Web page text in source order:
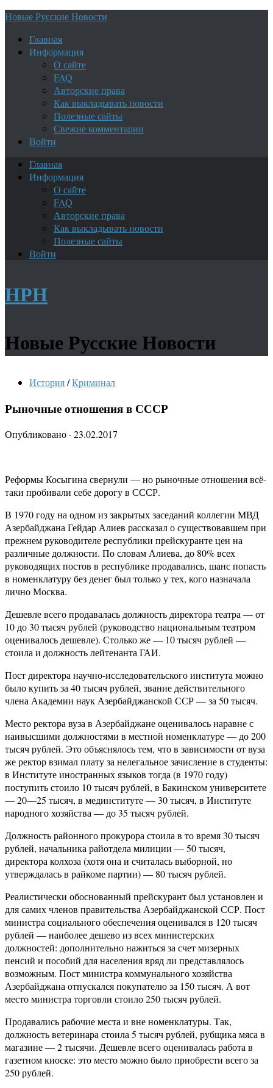
Новые Русские Новости
Главная
Информация
О сайте
FAQ
Авторские права
Как выкладывать новости
Полезные сайты
Свежие комментарии
Войти
Главная
Информация
О сайте
FAQ
Авторские права
Как выкладывать новости
Полезные сайты
Войти
НРН
Новые Русские Новости
История/Криминал
Рыночные отношения в СССР
Опубликовано · 23.02.2017
Реформы Косыгина свернули — но рыночные отношения всё-
таки пробивали себе дорогу в СССР.
В 1970 году на одном из закрытых заседаний коллегии МВД
Азербайджана Гейдар Алиев рассказал о существовавшем при
прежнем руководителе республики прейскуранте цен на
различные должности. По словам Алиева, до 80% всех
руководящих постов в республике продавались, шанс попасть
в номенклатуру без денег был только у тех, кого назначала
лично Москва.
Дешевле всего продавалась должность директора театра — от
10 до 30 тысяч рублей (руководство национальным театром
оценивалось дешевле). Столько же — 10 тысяч рублей —
стоила и должность лейтенанта ГАИ.
Пост директора научно-исследовательского института можно
было купить за 40 тысяч рублей, звание действительного
члена Академии наук Азербайджанской ССР — за 50 тысяч.
Место ректора вуза в Азербайджане оценивалось наравне с
наивысшими должностями в местной номенклатуре — до 200
тысяч рублей. Это объяснялось тем, что в зависимости от вуза
же ректор взимал плату за нелегальное зачисление в студенты:
в Институте иностранных языков тогда (в 1970 году)
поступить стоило 10 тысяч рублей, в Бакинском университете
— 20—25 тысяч, в мединституте — 30 тысяч, в Институте
народного хозяйства — до 35 тысяч рублей.
Должность районного прокурора стоила в то время 30 тысяч
рублей, начальника райотдела милиции — 50 тысяч,
директора колхоза (хотя она и считалась выборной, но
утверждалась в райкоме партии) — 80 тысяч рублей.
Реалистически обоснованный прейскурант был установлен и
для самих членов правительства Азербайджанской ССР. Пост
министра социального обеспечения оценивался в 120 тысяч
рублей — наиболее дешево из всех министерских
должностей: дополнительно нажиться за счет мизерных
пенсий и пособий для населения вряд ли представлялось
возможным. Пост министра коммунального хозяйства
Азербайджана отпускался покупателю за 150 тысяч. А вот
место министра торговли стоило 250 тысяч рублей.
Продавались рабочие места и вне номенклатуры. Так,
должность ветеринара стоила 5 тысяч рублей, рубщика мяса в
магазине — 2 тысячи. Дешевле всего оценивалась работа в
газетном киоске: это место можно было приобрести всего за
250 рублей.